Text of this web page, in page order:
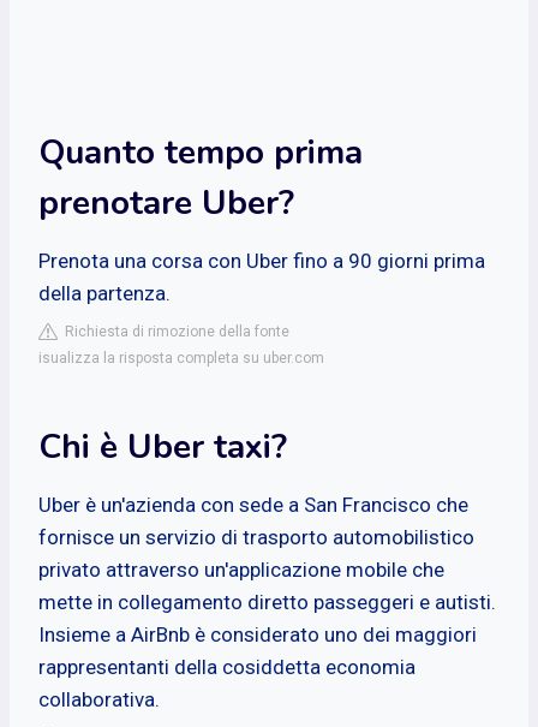
Quanto tempo prima
prenotare Uber?
Prenota una corsa con Uber fino a 90 giorni prima
della partenza.
Richiesta di rimozione della fonte
isualizza la risposta completa su uber.com
Chi è Uber taxi?
Uber è un'azienda con sede a San Francisco che
fornisce un servizio di trasporto automobilistico
privato attraverso un'applicazione mobile che
mette in collegamento diretto passeggeri e autisti.
Insieme a AirBnb è considerato uno dei maggiori
rappresentanti della cosiddetta economia
collaborativa.